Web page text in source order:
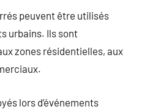
peuvent être utilisés
urbains. Ils sont
zones résidentielles, aux
lors d’événements